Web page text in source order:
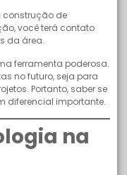
construção de
você terá contato
da área.
ferramenta poderosa.
no futuro, seja para
Portanto, saber se
diferencial importante.
na